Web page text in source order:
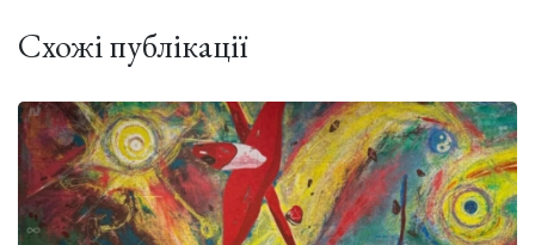
Схожі публікації